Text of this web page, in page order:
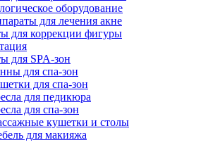
оборудование
для лечения акне
для коррекции фигуры
для SPA-зон
для спа-зон
для спа-зон
для педикюра
для спа-зон
кушетки и столы
для макияжа